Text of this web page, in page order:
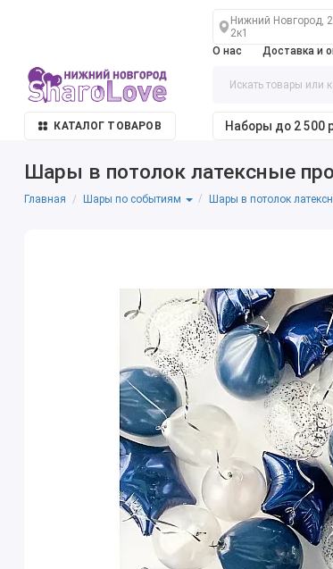
Нижний Новгород,
2к1
О нас
Доставка и
КАТАЛОГ ТОВАРОВ Наборы до 2 500
Шары в потолок латексные
Главная Шары по событиям Шары в потолок